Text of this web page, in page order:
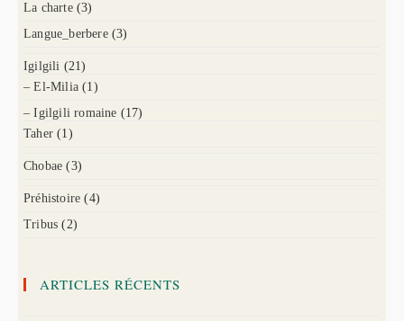
La charte (3)
Langue_berbere (3)
Igilgili (21)
– El-Milia (1)
– Igilgili romaine (17)
Taher (1)
Chobae (3)
Préhistoire (4)
Tribus (2)
ARTICLES RÉCENTS